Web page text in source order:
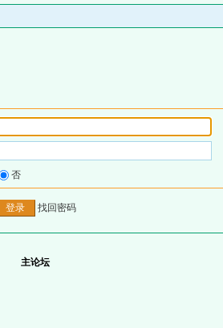
否
找回密码
主论坛